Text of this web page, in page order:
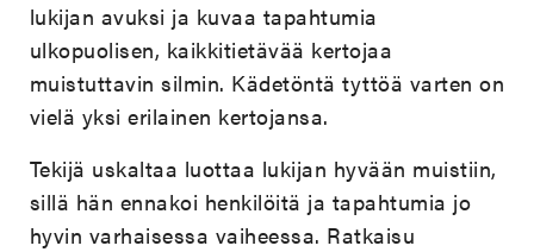
lukijan avuksi ja kuvaa tapahtumia
ulkopuolisen, kaikkitietävää kertojaa
muistuttavin silmin. Kädetöntä tyttöä varten on
vielä yksi erilainen kertojansa.
Tekijä uskaltaa luottaa lukijan hyvään muistiin,
sillä hän ennakoi henkilöitä ja tapahtumia jo
hyvin varhaisessa vaiheessa. Ratkaisu